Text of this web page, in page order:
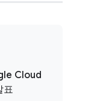
Cloud
표